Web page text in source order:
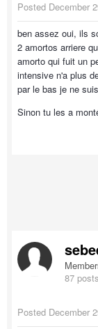
Posted December
ben assez oui, ils
2 amortos arriere
amorto qui fuit un
intensive n'a plus
par le bas je ne
Sinon tu les a
87 posts
Posted December